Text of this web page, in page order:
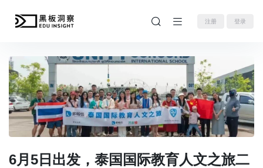
注册 登录
6月5日出发，泰国国际教育人文之旅二